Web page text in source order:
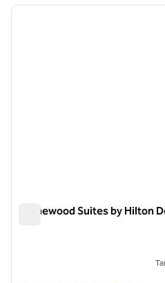
1 di 12
Homewood Suites by Hilton